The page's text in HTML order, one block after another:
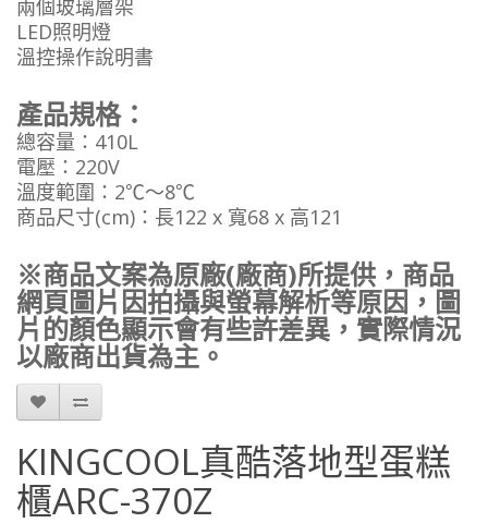
兩個玻璃層架
LED照明燈
溫控操作說明書
產品規格：
總容量：410L
電壓：220V
溫度範圍：2℃～8℃
商品尺寸(cm)：長122 x 寬68 x 高121
※商品文案為原廠(廠商)所提供，商品
網頁圖片因拍攝與螢幕解析等原因，圖
片的顏色顯示會有些許差異，實際情況
以廠商出貨為主。
KINGCOOL真酷落地型蛋糕
櫃ARC-370Z